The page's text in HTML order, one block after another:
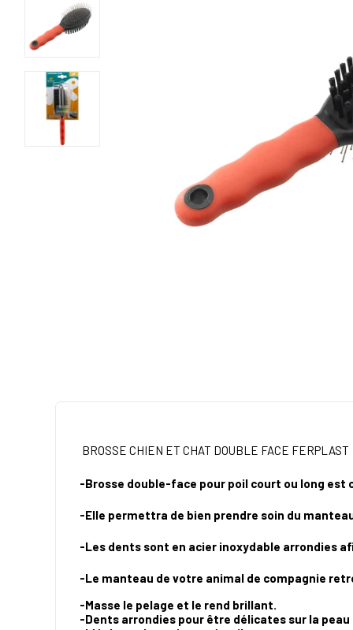
BROSSE CHIEN ET CHAT DOUBLE FACE FERPLAST
-Brosse double-face pour poil court ou long est
-Elle permettra de bien prendre soin du
-Les dents sont en acier inoxydable arrondies
-Le manteau de votre animal de compagnie
-Masse le pelage et le rend brillant.
-Dents arrondies pour être délicates sur la